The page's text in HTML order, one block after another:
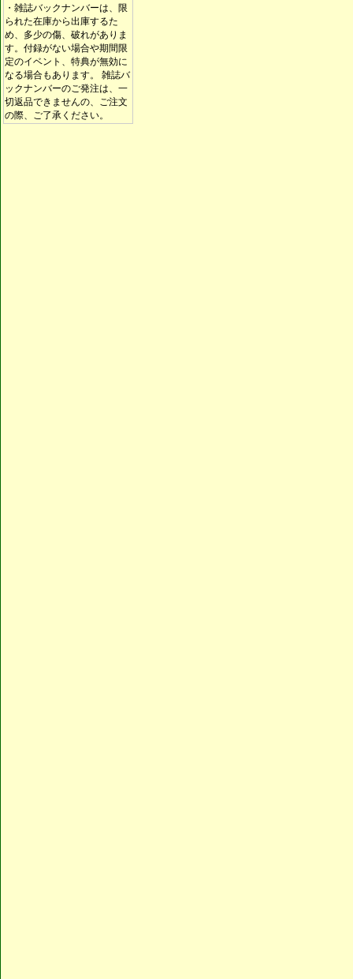
・雑誌バックナンバーは、限
られた在庫から出庫するた
め、多少の傷、破れがありま
す。付録がない場合や期間限
定のイベント、特典が無効に
なる場合もあります。 雑誌バ
ックナンバーのご発注は、一
切返品できませんの、ご注文
の際、ご了承ください。